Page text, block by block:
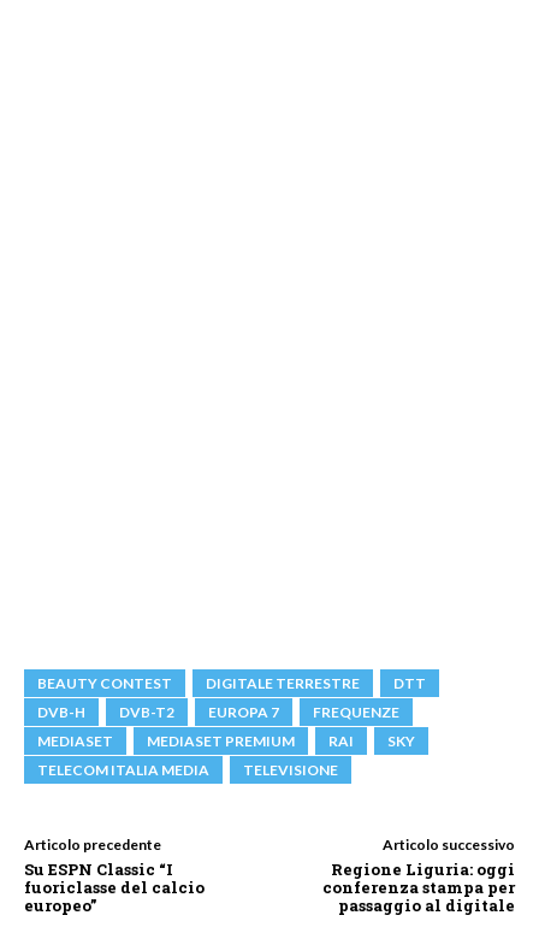
BEAUTY CONTEST DIGITALE TERRESTRE
DTT
DVB-H
DVB-T2 EUROPA 7
FREQUENZE
MEDIASET
MEDIASET PREMIUM RAI
SKY
TELECOM ITALIA MEDIA
TELEVISIONE
Articolo precedente
Su ESPN Classic “I
fuoriclasse del calcio
europeo”
Articolo successivo
Regione Liguria: oggi
conferenza stampa per
passaggio al digitale